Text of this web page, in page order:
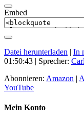
Embed
Datei herunterladen | In
01:50:43 | Sprecher:
Abonnieren: Amazon |
YouTube
Mein Konto